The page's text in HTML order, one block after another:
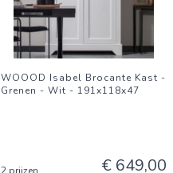
WOOOD Isabel Brocante Kast -
Grenen - Wit - 191x118x47
€ 649,00